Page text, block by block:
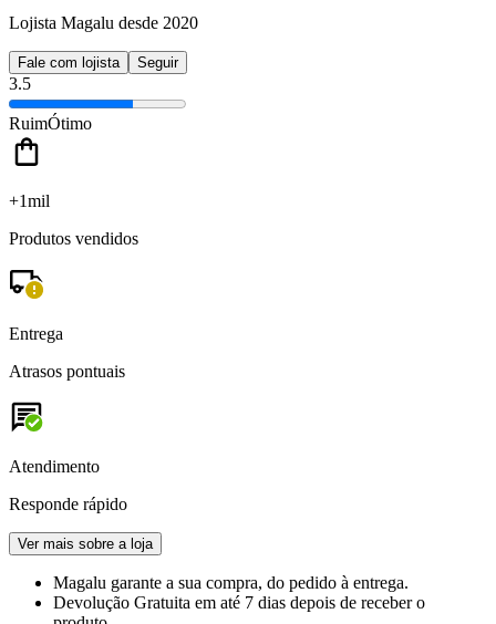
Lojista Magalu desde 2020
Fale com lojista Seguir
3.5
RuimÓtimo
+1mil
Produtos vendidos
Entrega
Atrasos pontuais
Atendimento
Responde rápido
Ver mais sobre a loja
Magalu garante a sua compra, do pedido à entrega.
Devolução Gratuita em até 7 dias depois de receber o